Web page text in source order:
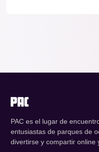
PAC es el lugar de
entusiastas de parques de
divertirse y compartir online